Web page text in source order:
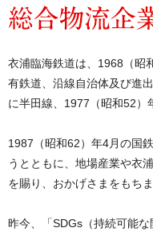
衣浦臨海鉄道は、1968（昭
有鉄道、沿線自治体及び進
に半田線、1977（昭和52）
1987（昭和62）年4月の国
うとともに、地場産業や衣
を賜り、おかげさまをもち
昨今、「SDGs（持続可能